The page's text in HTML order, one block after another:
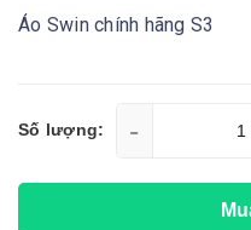
Áo Swin chính hãng S3
Số lượng: -